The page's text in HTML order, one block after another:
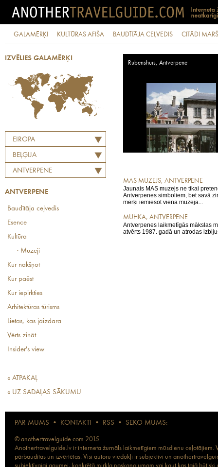
GALAMĒRĶI KULTŪRAS AFIŠA BAUDĪTĀJA CEĻVEDIS CITĀDI
IZVĒLIES GALAMĒRĶI
EIROPA
BEĻĢIJA
ANTVERPENE
ANTVERPENE
Baudītāja ceļvedis
Esence
Kultūra
· Muzeji
Kur nakšņot
Kur paēst
Kur iepirkties
Arhitektūras tūrisms
Lietas, kas jāizdara
Vērts zināt
Insider's view
« ATPAKAĻ
« UZ SADAĻAS SĀKUMU
Rubenshuis, Antverpene
MAS MUZEJS, ANTVERPENE
Jaunais MAS muzejs ne tikai
Antverpenes simboliem, bet savā
mērķi iemiesot viena muzeja...
MUHKA, ANTVERPENE
Antverpenes laikmetīgās mākslas
atvērts 1987. gadā un atrodas
PAR MUMS • KONTAKTI • RSS • SEKO MUMS:
© anothertravelguide.com 2015
Anothertravelguide.lv ir interneta žurnāls laikmetīgiem mūsdienu
pārbaudītas un izvērtētas. Visi autoru viedokļi ir subjektīvi un
subjektīvajai gaumei, konkrētā mirkļa noskaņojumam vai kaut kas tajā